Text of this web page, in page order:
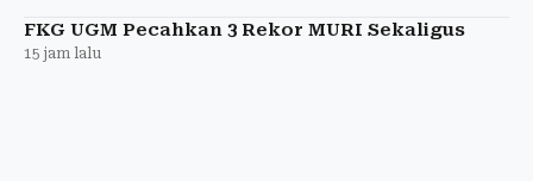
FKG UGM Pecahkan 3 Rekor MURI Sekaligus
15 jam lalu